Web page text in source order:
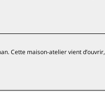
Cette maison-atelier vient d’ouvrir,